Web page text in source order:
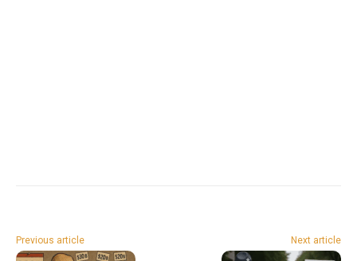
Previous article Next article